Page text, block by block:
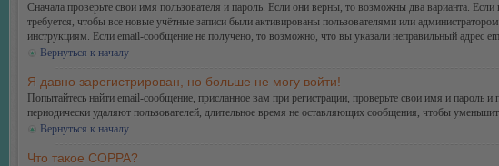
Сначала проверьте свои имя пользователя и пароль. Если они верны, то возможны два варианта.
требуется, чтобы все новые учётные записи были активированы пользователями или
инструкциям. Если email-сообщение не получено, то возможно, что вы указали неправильный адрес
Вернуться к началу
Я давно зарегистрирован, но больше не могу войти!
Попытайтесь найти email-сообщение, присланное вам при регистрации, проверьте свои имя и
периодически удаляют пользователей, длительное время не оставляющих сообщения, чтобы
Вернуться к началу
Что такое COPPA?